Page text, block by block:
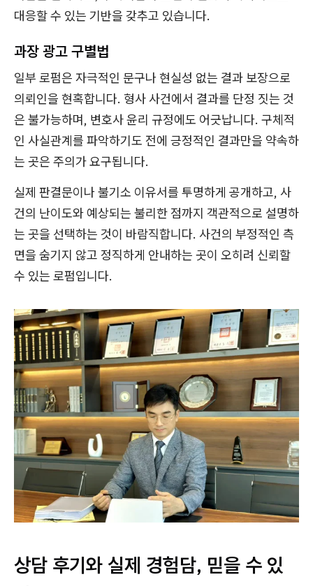
대응할 수 있는 기반을 갖추고 있습니다.
과장 광고 구별법
일부 로펌은 자극적인 문구나 현실성 없는 결과 보장으로
의뢰인을 현혹합니다. 형사 사건에서 결과를 단정 짓는 것
은 불가능하며, 변호사 윤리 규정에도 어긋납니다. 구체적
인 사실관계를 파악하기도 전에 긍정적인 결과만을 약속하
는 곳은 주의가 요구됩니다.
실제 판결문이나 불기소 이유서를 투명하게 공개하고, 사
건의 난이도와 예상되는 불리한 점까지 객관적으로 설명하
는 곳을 선택하는 것이 바람직합니다. 사건의 부정적인 측
면을 숨기지 않고 정직하게 안내하는 곳이 오히려 신뢰할
수 있는 로펌입니다.
상담 후기와 실제 경험담, 믿을 수 있